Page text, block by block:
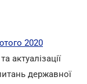
2020
актуалізації
державної